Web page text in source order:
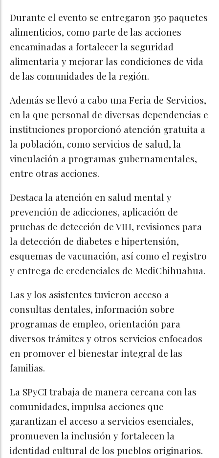
Durante el evento se entregaron 350 paquetes
alimenticios, como parte de las acciones
encaminadas a fortalecer la seguridad
alimentaria y mejorar las condiciones de vida
de las comunidades de la región.
Además se llevó a cabo una Feria de Servicios,
en la que personal de diversas dependencias e
instituciones proporcionó atención gratuita a
la población, como servicios de salud, la
vinculación a programas gubernamentales,
entre otras acciones.
Destaca la atención en salud mental y
prevención de adicciones, aplicación de
pruebas de detección de VIH, revisiones para
la detección de diabetes e hipertensión,
esquemas de vacunación, así como el registro
y entrega de credenciales de MediChihuahua.
Las y los asistentes tuvieron acceso a
consultas dentales, información sobre
programas de empleo, orientación para
diversos trámites y otros servicios enfocados
en promover el bienestar integral de las
familias.
La SPyCI trabaja de manera cercana con las
comunidades, impulsa acciones que
garantizan el acceso a servicios esenciales,
promueven la inclusión y fortalecen la
identidad cultural de los pueblos originarios.